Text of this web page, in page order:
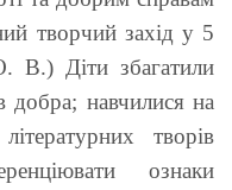
творчий захід у 5
В.) Діти збагатили
добра; навчилися на
творів
ознаки